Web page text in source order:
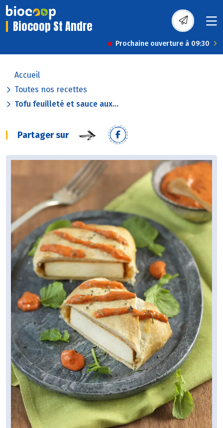
Biocoop St Andre
Prochaine ouverture à 09:30
Accueil
Toutes nos recettes
Tofu feuilleté et sauce aux...
Partager sur